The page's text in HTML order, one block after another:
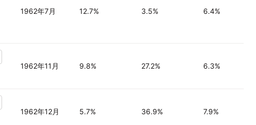
1962年7月 12.7% 3.5% 6.4%
1962年11月 9.8% 27.2% 6.3%
1962年12月 5.7% 36.9% 7.9%